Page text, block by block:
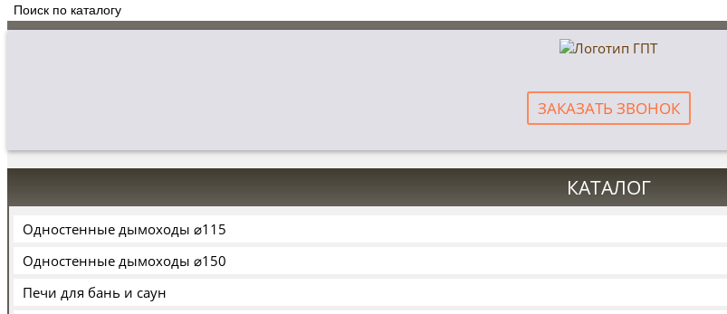
ЗАКАЗАТЬ ЗВОНОК
КАТАЛОГ
Одностенные дымоходы ⌀115
Одностенные дымоходы ⌀150
Печи для бань и саун